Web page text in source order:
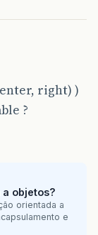
right) )
?
objetos?
orientada a
e